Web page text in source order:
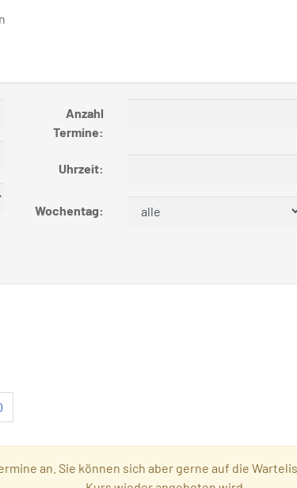
Anzahl
Termine:
Uhrzeit:
Wochentag:
an. Sie können sich aber gerne auf die